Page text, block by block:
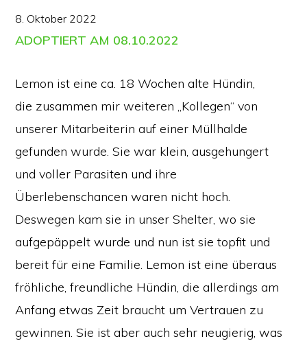
8. Oktober 2022
ADOPTIERT AM 08.10.2022
Lemon ist eine ca. 18 Wochen alte Hündin,
die zusammen mir weiteren „Kollegen“ von
unserer Mitarbeiterin auf einer Müllhalde
gefunden wurde. Sie war klein, ausgehungert
und voller Parasiten und ihre
Überlebenschancen waren nicht hoch.
Deswegen kam sie in unser Shelter, wo sie
aufgepäppelt wurde und nun ist sie topfit und
bereit für eine Familie. Lemon ist eine überaus
fröhliche, freundliche Hündin, die allerdings am
Anfang etwas Zeit braucht um Vertrauen zu
gewinnen. Sie ist aber auch sehr neugierig, was